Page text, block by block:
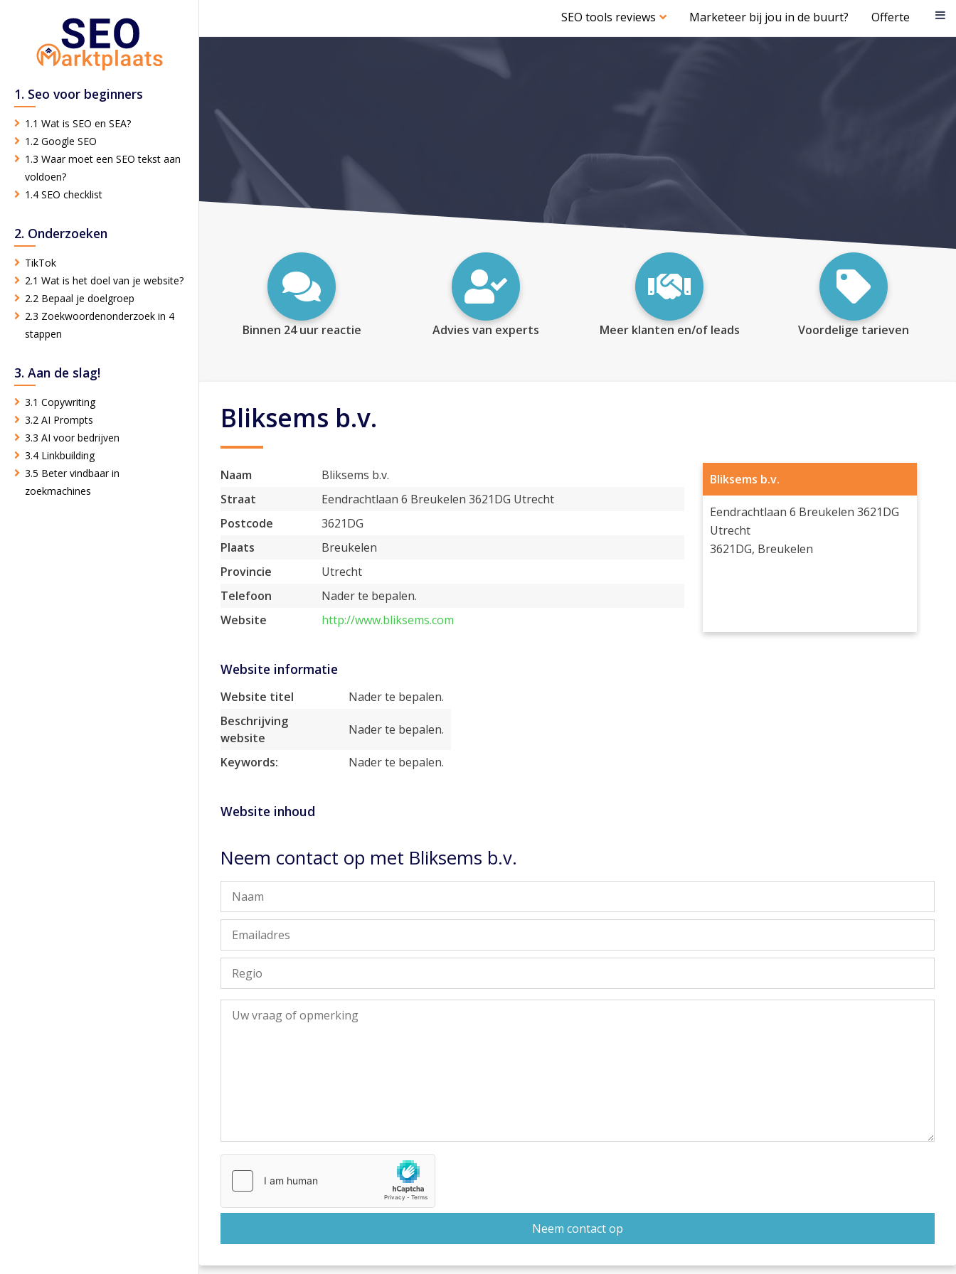
SEO tools reviews Marketeer bij jou in de buurt? Offerte
1. Seo voor beginners
1.1 Wat is SEO en SEA?
1.2 Google SEO
1.3 Waar moet een SEO tekst aan
voldoen?
1.4 SEO checklist
2. Onderzoeken
TikTok
2.1 Wat is het doel van je website?
2.2 Bepaal je doelgroep
2.3 Zoekwoordenonderzoek in 4
stappen
3. Aan de slag!
3.1 Copywriting
3.2 AI Prompts
3.3 AI voor bedrijven
3.4 Linkbuilding
3.5 Beter vindbaar in
zoekmachines
Binnen 24 uur reactie Advies van experts Meer klanten en/of leads Voordelige tarieven
Bliksems b.v.
Naam
Bliksems b.v.
Straat
Eendrachtlaan 6 Breukelen 3621DG Utrecht
Postcode
3621DG
Plaats
Breukelen
Provincie
Utrecht
Telefoon
Nader te bepalen.
Website
http://www.bliksems.com
Bliksems b.v.
Eendrachtlaan 6 Breukelen 3621DG
Utrecht
3621DG, Breukelen
Website informatie
Website titel
Nader te bepalen.
Beschrijving
website
Nader te bepalen.
Keywords: Nader te bepalen.
Website inhoud
Neem contact op met Bliksems b.v.